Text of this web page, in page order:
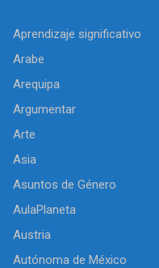
Aprendizaje significativo
Arabe
Arequipa
Argumentar
Arte
Asia
Asuntos de Género
AulaPlaneta
Austria
Autónoma de México